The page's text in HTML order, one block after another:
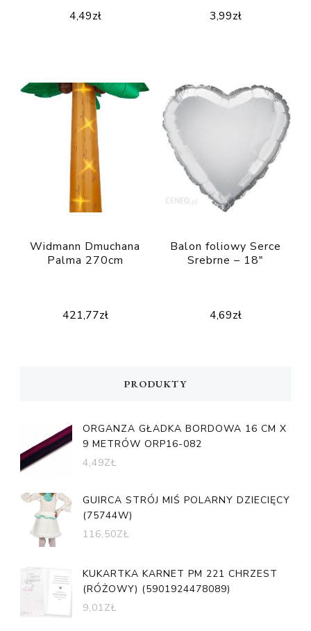
4,49zł 3,99zł
Widmann Dmuchana
Palma 270cm
421,77zł
Balon foliowy Serce
Srebrne – 18″
4,69zł
PRODUKTY
ORGANZA GŁADKA BORDOWA 16 CM X
9 METRÓW ORP16-082
4,49ZŁ
GUIRCA STRÓJ MIŚ POLARNY DZIECIĘCY
(75744W)
116,50ZŁ
KUKARTKA KARNET PM 221 CHRZEST
(RÓŻOWY) (5901924478089)
9,01ZŁ